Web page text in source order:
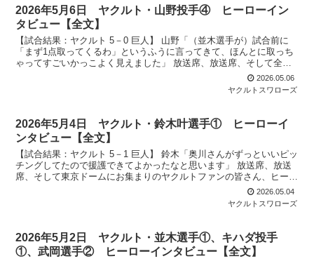
2026年5月6日 ヤクルト・山野投手④ ヒーローイン
タビュー【全文】
【試合結果：ヤクルト 5－0 巨人】 山野「（並木選手が）試合前に
「まず1点取ってくるわ」というふうに言ってきて、ほんとに取っち
ゃってすごいかっこよく見えました」 放送席、放送席、そして全国
のスワローズファンの皆様、今日のヒーローもちろんこ... 2026.05.06
ヤクルトスワローズ
2026年5月4日 ヤクルト・鈴木叶選手① ヒーローイ
ンタビュー【全文】
【試合結果：ヤクルト 5－1 巨人】 鈴木「奥川さんがずっといいピッ
チングしてたので援護できてよかったなと思います」 放送席、放送
席、そして東京ドームにお集まりのヤクルトファンの皆さん、ヒーロ
2026.05.04
ヤクルトスワローズ
2026年5月2日 ヤクルト・並木選手①、キハダ投手
①、武岡選手② ヒーローインタビュー【全文】